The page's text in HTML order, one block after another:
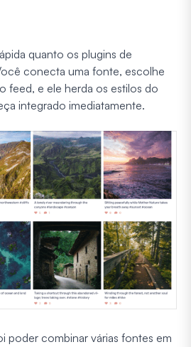
quanto os plugins de
conecta uma fonte, escolhe
feed, e ele herda os estilos do
integrado imediatamente.
poder combinar várias fontes em